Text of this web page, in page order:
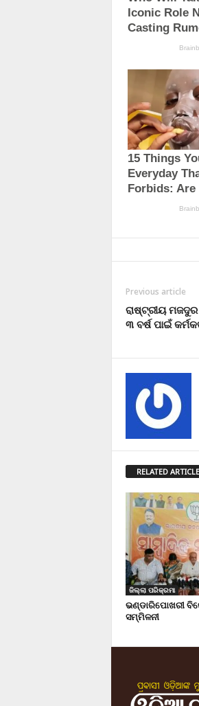
Previous article
ରାଷ୍ଟ୍ରୀୟ ମଜଦୁର
୩ ବର୍ଷ ପାଇଁ
RELATED
ଜିଲ୍ଲା ପରିକ୍ରମା
ଭଣ୍ଡାରିପୋଖରୀ
ସମ୍ମିଳନୀ